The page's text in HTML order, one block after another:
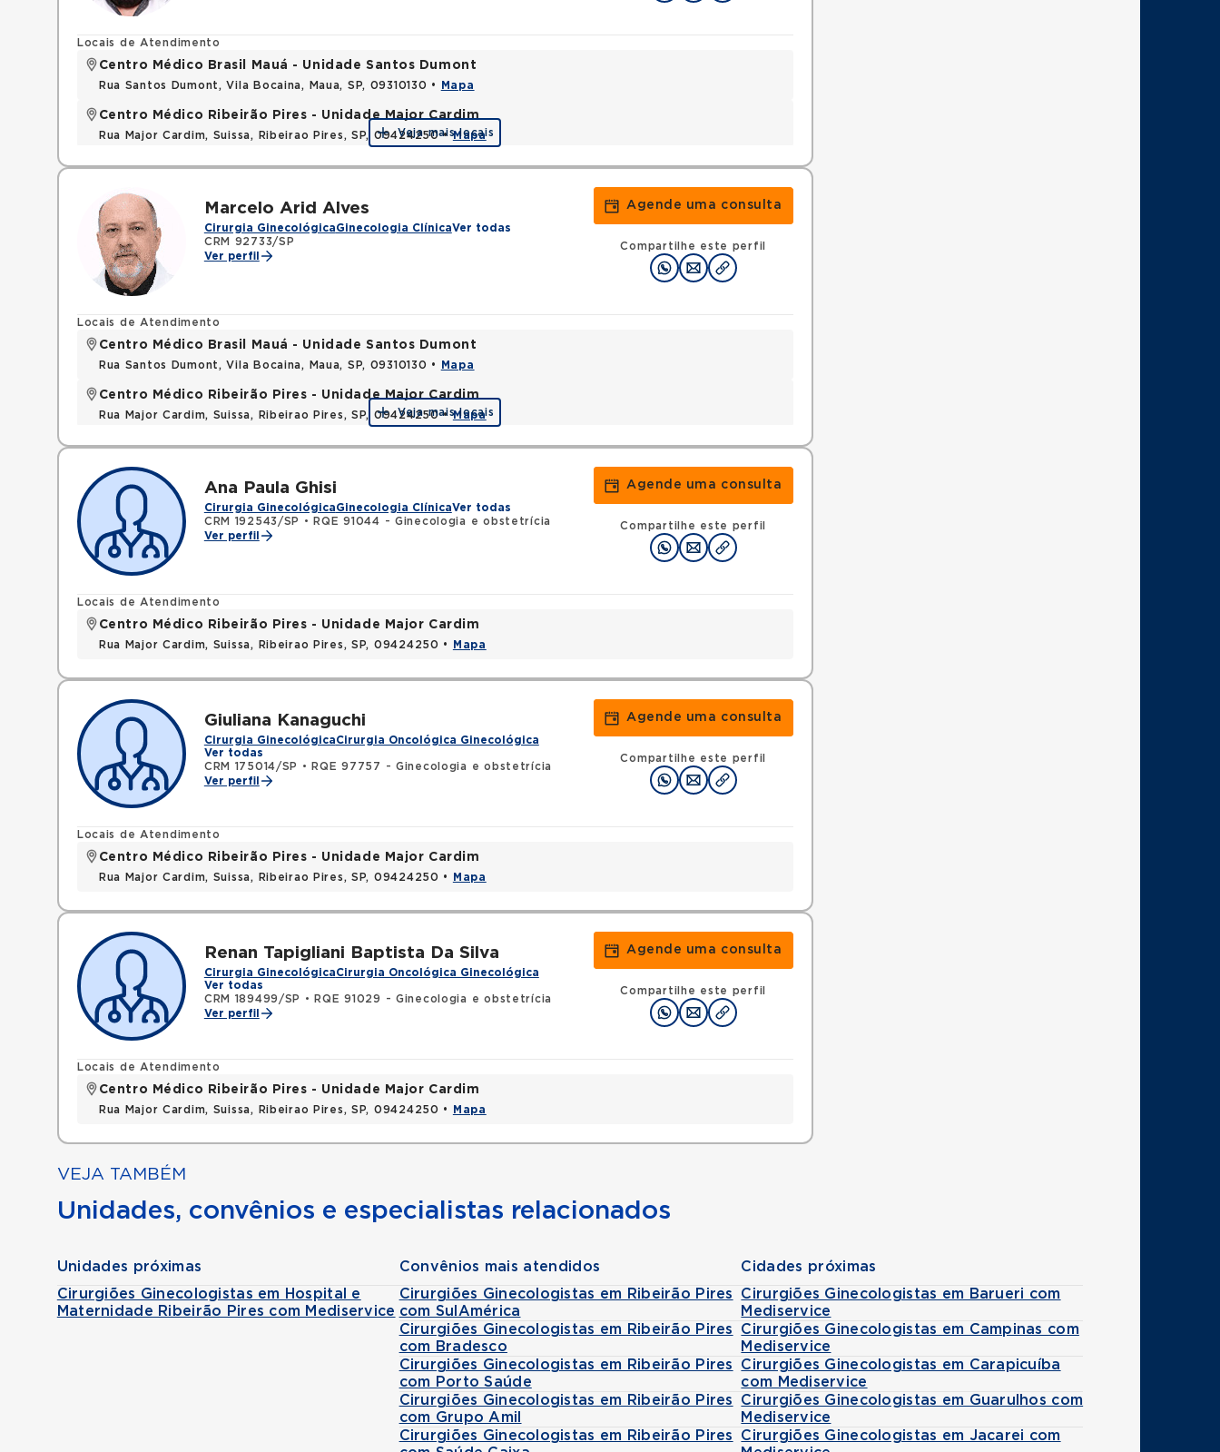
Locais de Atendimento
Centro Médico Brasil Mauá - Unidade Santos Dumont
Rua Santos Dumont, Vila Bocaina, Maua, SP, 09310130 • Mapa
Centro Médico Ribeirão Pires - Unidade Major Cardim
Rua Major Cardim, Suissa, Ribeirao Pires, SP, 09424250 •Mapa
Veja mais locais
Marcelo Arid Alves
Cirurgia GinecológicaGinecologia ClínicaVer todas
CRM 92733/SP
Ver perfil
Agende uma consulta
Compartilhe este perfil
Locais de Atendimento
Centro Médico Brasil Mauá - Unidade Santos Dumont
Rua Santos Dumont, Vila Bocaina, Maua, SP, 09310130 • Mapa
Centro Médico Ribeirão Pires - Unidade Major Cardim
Rua Major Cardim, Suissa, Ribeirao Pires, SP, 09424250 •Mapa
Veja mais locais
Ana Paula Ghisi
Cirurgia GinecológicaGinecologia ClínicaVer todas
CRM 192543/SP
•
RQE 91044 - Ginecologia e obstetrícia
Ver perfil
Agende uma consulta
Compartilhe este perfil
Locais de Atendimento
Centro Médico Ribeirão Pires - Unidade Major Cardim
Rua Major Cardim, Suissa, Ribeirao Pires, SP, 09424250 • Mapa
Giuliana Kanaguchi
Cirurgia GinecológicaCirurgia Oncológica Ginecológica
Ver todas
CRM 175014/SP
•
RQE 97757 - Ginecologia e obstetrícia
Ver perfil
Agende uma consulta
Compartilhe este perfil
Locais de Atendimento
Centro Médico Ribeirão Pires - Unidade Major Cardim
Rua Major Cardim, Suissa, Ribeirao Pires, SP, 09424250 • Mapa
Renan Tapigliani Baptista Da Silva
Cirurgia GinecológicaCirurgia Oncológica Ginecológica
Ver todas
CRM 189499/SP
•
RQE 91029 - Ginecologia e obstetrícia
Ver perfil
Agende uma consulta
Compartilhe este perfil
Locais de Atendimento
Centro Médico Ribeirão Pires - Unidade Major Cardim
Rua Major Cardim, Suissa, Ribeirao Pires, SP, 09424250 • Mapa
VEJA TAMBÉM
Unidades, convênios e especialistas relacionados
Unidades próximas
Cirurgiões Ginecologistas em Hospital e
Maternidade Ribeirão Pires com Mediservice
Convênios mais atendidos
Cirurgiões Ginecologistas em Ribeirão Pires
com SulAmérica
Cirurgiões Ginecologistas em Ribeirão Pires
com Bradesco
Cirurgiões Ginecologistas em Ribeirão Pires
com Porto Saúde
Cirurgiões Ginecologistas em Ribeirão Pires
com Grupo Amil
Cirurgiões Ginecologistas em Ribeirão Pires
Cidades próximas
Cirurgiões Ginecologistas em Barueri com
Mediservice
Cirurgiões Ginecologistas em Campinas com
Mediservice
Cirurgiões Ginecologistas em Carapicuíba
com Mediservice
Cirurgiões Ginecologistas em Guarulhos com
Mediservice
Cirurgiões Ginecologistas em Jacarei com